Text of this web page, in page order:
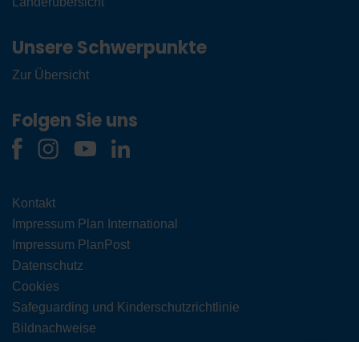
Unsere Schwerpunkte
Zur Übersicht
Folgen Sie uns
Kontakt
Impressum Plan International
Impressum PlanPost
Datenschutz
Cookies
Safeguarding und Kinderschutzrichtlinie
Bildnachweise